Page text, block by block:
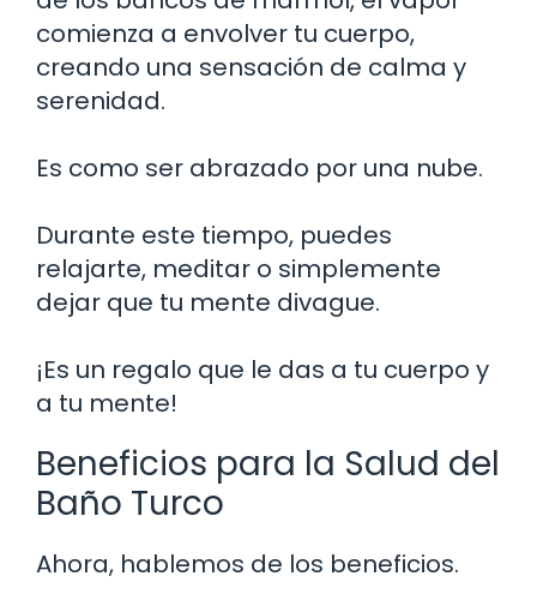
comienza a envolver tu cuerpo,
creando una sensación de calma y
serenidad.
Es como ser abrazado por una nube.
Durante este tiempo, puedes
relajarte, meditar o simplemente
dejar que tu mente divague.
¡Es un regalo que le das a tu cuerpo y
a tu mente!
Beneficios para la Salud del
Baño Turco
Ahora, hablemos de los beneficios.